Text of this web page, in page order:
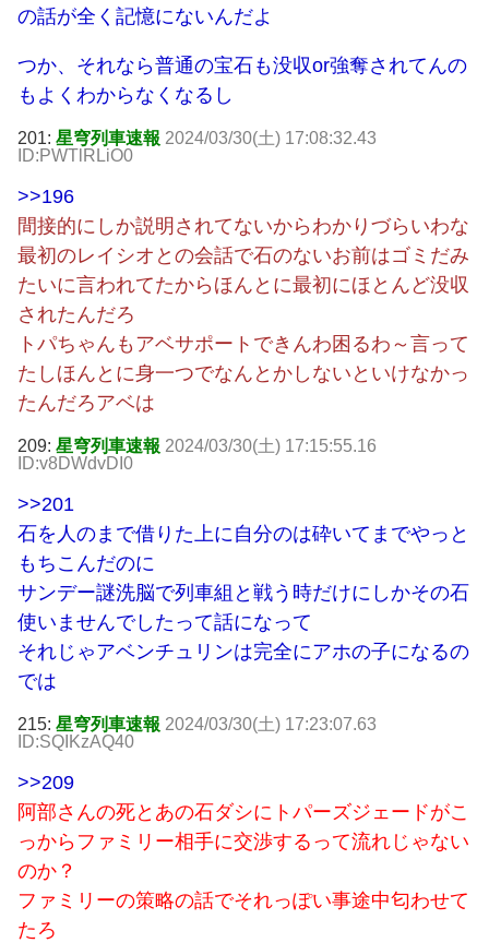
の話が全く記憶にないんだよ
つか、それなら普通の宝石も没収or強奪されてんの
もよくわからなくなるし
201: 星穹列車速報 2024/03/30(土) 17:08:32.43
ID:PWTlRLiO0
>>196
間接的にしか説明されてないからわかりづらいわな
最初のレイシオとの会話で石のないお前はゴミだみ
たいに言われてたからほんとに最初にほとんど没収
されたんだろ
トパちゃんもアベサポートできんわ困るわ～言って
たしほんとに身一つでなんとかしないといけなかっ
たんだろアベは
209: 星穹列車速報 2024/03/30(土) 17:15:55.16
ID:v8DWdvDI0
>>201
石を人のまで借りた上に自分のは砕いてまでやっと
もちこんだのに
サンデー謎洗脳で列車組と戦う時だけにしかその石
使いませんでしたって話になって
それじゃアベンチュリンは完全にアホの子になるの
では
215: 星穹列車速報 2024/03/30(土) 17:23:07.63
ID:SQIKzAQ40
>>209
阿部さんの死とあの石ダシにトパーズジェードがこ
っからファミリー相手に交渉するって流れじゃない
のか？
ファミリーの策略の話でそれっぽい事途中匂わせて
たろ